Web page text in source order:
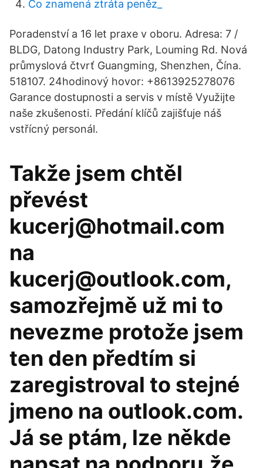
Co znamená ztráta peněz_
Poradenství a 16 let praxe v oboru. Adresa: 7 /
BLDG, Datong Industry Park, Louming Rd. Nová
průmyslová čtvrť Guangming, Shenzhen, Čína.
518107. 24hodinový hovor: +8613925278076
Garance dostupnosti a servis v místě Využijte
naše zkušenosti. Předání klíčů zajišťuje náš
vstřícný personál.
Takže jsem chtěl
převést
kucerj@hotmail.com
na
kucerj@outlook.com,
samozřejmě už mi to
nevezme protože jsem
ten den předtím si
zaregistroval to stejné
jmeno na outlook.com.
Já se ptám, lze někde